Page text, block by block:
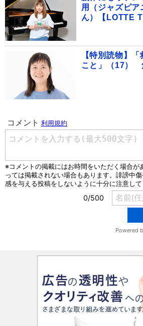
用（ジャズピ
ん）【LOTTE
【特別読物】
こと」（17）